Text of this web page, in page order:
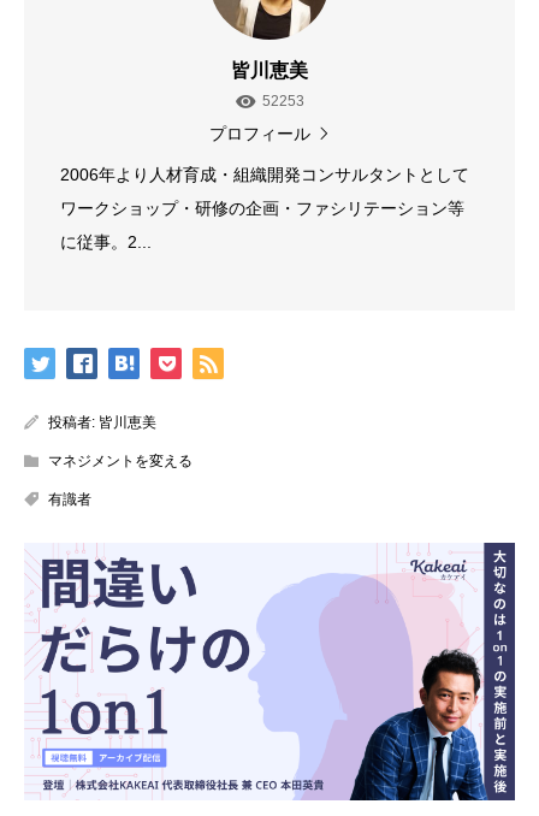
皆川恵美
52253
プロフィール
2006年より人材育成・組織開発コンサルタントとして
ワークショップ・研修の企画・ファシリテーション等
に従事。2...
投稿者: 皆川恵美
マネジメントを変える
有識者